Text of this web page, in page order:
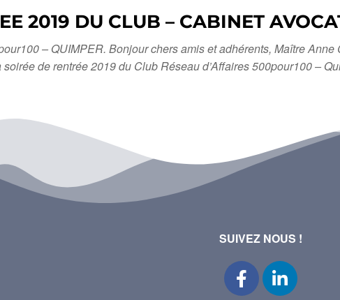
2019 DU CLUB – CABINET
– QUIMPER. Bonjour chers amis et adhérents, Maître
soirée de rentrée 2019 du Club Réseau d’Affaires 500pour100 –
SUIVEZ NOUS !